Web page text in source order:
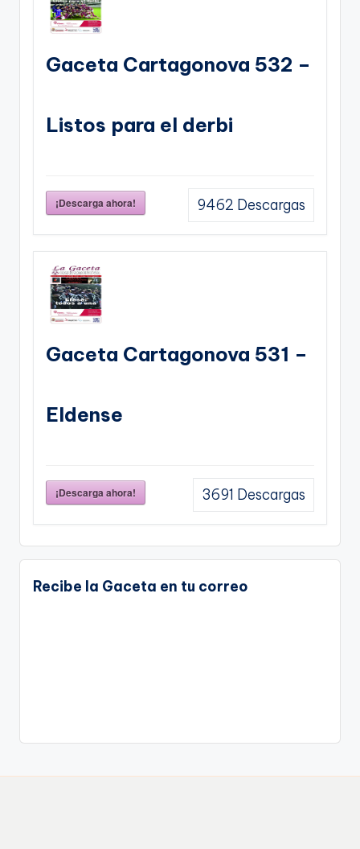
Gaceta Cartagonova 532 –
Listos para el derbi
¡Descarga ahora! 9462 Descargas
Gaceta Cartagonova 531 –
Eldense
¡Descarga ahora! 3691 Descargas
Recibe la Gaceta en tu correo